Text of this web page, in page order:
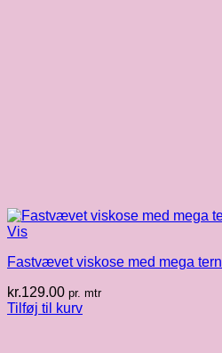
Vis
Fastvævet viskose med mega tern
kr.129.00 pr. mtr
Tilføj til kurv